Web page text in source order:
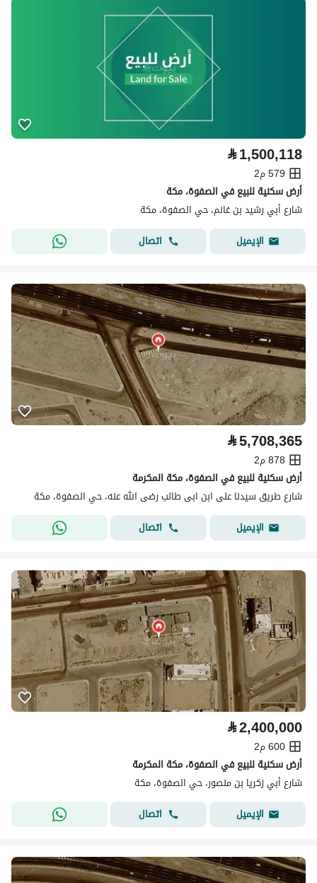
⃁1,500,118
579 م2
أرض سكنية للبيع في الصفوة، مكة
شارع أبي رشيد بن غانم، حي الصفوة، مكة
الإيميل
اتصال
⃁5,708,365
878 م2
أرض سكنية للبيع في الصفوة، مكة المكرمة
شارع طريق سيدنا على ابن ابى طالب رضى الله عنه، حي الصفوة، مكة
الإيميل
اتصال
⃁2,400,000
600 م2
أرض سكنية للبيع في الصفوة، مكة المكرمة
شارع أبي زكريا بن منصور، حي الصفوة، مكة
الإيميل
اتصال